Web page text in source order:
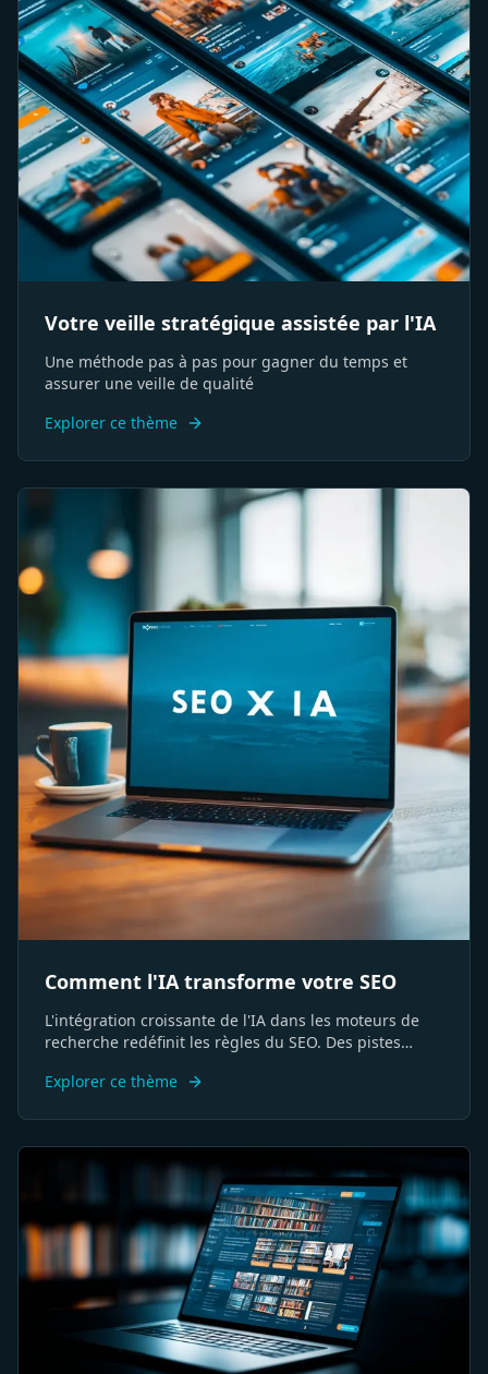
Votre veille stratégique assistée par l'IA
Une méthode pas à pas pour gagner du temps et
assurer une veille de qualité
Explorer ce thème
Comment l'IA transforme votre SEO
L'intégration croissante de l'IA dans les moteurs de
recherche redéfinit les règles du SEO. Des pistes
méthodes d'analyse
Explorer ce thème